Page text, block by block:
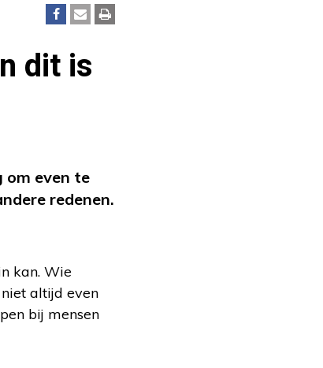
dit is
om even te
redenen.
kan. Wie
altijd even
bij mensen